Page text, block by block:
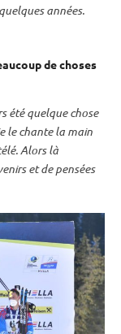
années.
de choses
été quelque chose
le chante la main
Alors là
et de pensées